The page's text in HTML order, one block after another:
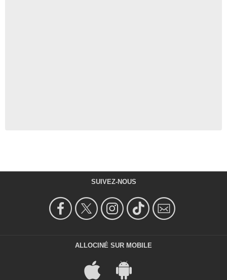
SUIVEZ-NOUS
ALLOCINÉ SUR MOBILE